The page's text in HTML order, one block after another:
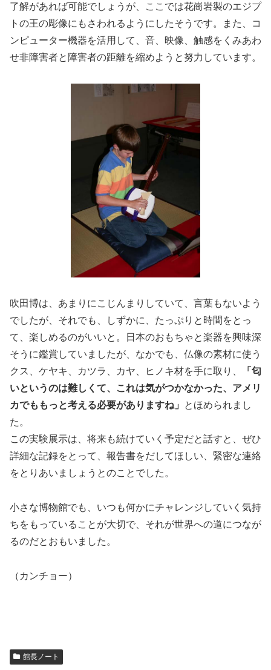
了解があれば可能でしょうが、ここでは花崗岩製のエジプ
トの王の彫像にもさわれるようにしたそうです。また、コ
ンピューター機器を活用して、音、映像、触感をくみあわ
せ非障害者と障害者の距離を縮めようと努力しています。
吹田博は、あまりにこじんまりしていて、言葉もないよう
でしたが、それでも、しずかに、たっぷりと時間をとっ
て、楽しめるのがいいと。日本のおもちゃと楽器を興味深
そうに鑑賞していましたが、なかでも、仏像の素材に使う
クス、ケヤキ、カツラ、カヤ、ヒノキ材を手に取り、
「匂
いというのは難しくて、これは気がつかなかった、アメリ
カでももっと考える必要がありますね」
とほめられまし
た。
この実験展示は、将来も続けていく予定だと話すと、ぜひ
詳細な記録をとって、報告書をだしてほしい、緊密な連絡
をとりあいましょうとのことでした。
小さな博物館でも、いつも何かにチャレンジしていく気持
ちをもっていることが大切で、それが世界への道につなが
るのだとおもいました。
（カンチョー）
館長ノート